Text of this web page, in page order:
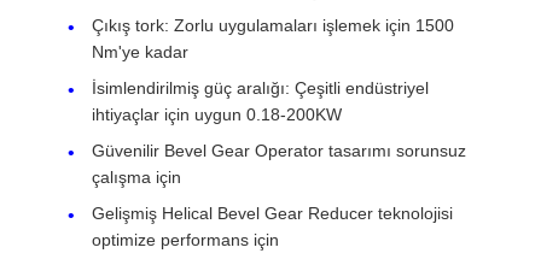
Çıkış tork: Zorlu uygulamaları işlemek için 1500
Nm'ye kadar
İsimlendirilmiş güç aralığı: Çeşitli endüstriyel
ihtiyaçlar için uygun 0.18-200KW
Güvenilir Bevel Gear Operator tasarımı sorunsuz
çalışma için
Gelişmiş Helical Bevel Gear Reducer teknolojisi
optimize performans için